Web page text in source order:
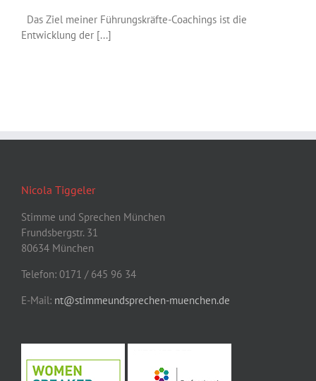
Das Ziel meiner Führungskräfte-Coachings ist die
Entwicklung der [...]
Nicola Tiggeler
Stimme und Sprechen München
Frundsbergstr. 31
80634 München
Telefon: 0171 / 645 96 34
E-Mail: nt@stimmeundsprechen-muenchen.de